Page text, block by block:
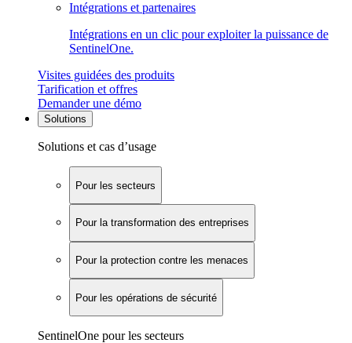
Intégrations et partenaires
Intégrations en un clic pour exploiter la puissance de
SentinelOne.
Visites guidées des produits
Tarification et offres
Demander une démo
Solutions
Solutions et cas d’usage
Pour les secteurs
Pour la transformation des entreprises
Pour la protection contre les menaces
Pour les opérations de sécurité
SentinelOne pour les secteurs